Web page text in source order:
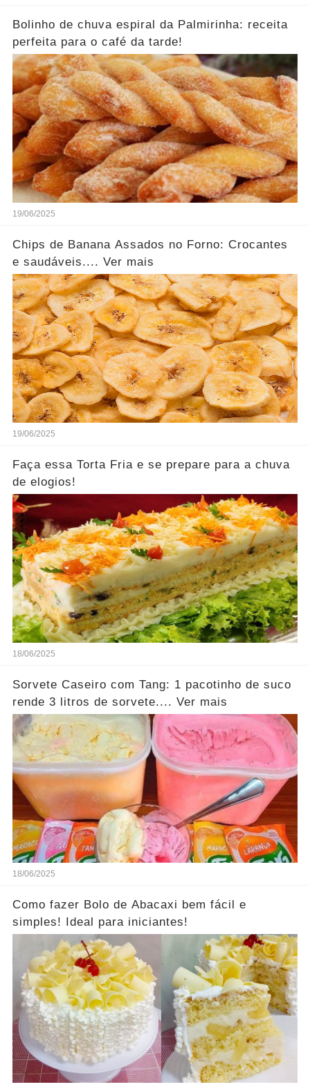
Bolinho de chuva espiral da Palmirinha: receita
perfeita para o café da tarde!
19/06/2025
Chips de Banana Assados no Forno: Crocantes
e saudáveis.... Ver mais
19/06/2025
Faça essa Torta Fria e se prepare para a chuva
de elogios!
18/06/2025
Sorvete Caseiro com Tang: 1 pacotinho de suco
rende 3 litros de sorvete.... Ver mais
18/06/2025
Como fazer Bolo de Abacaxi bem fácil e
simples! Ideal para iniciantes!